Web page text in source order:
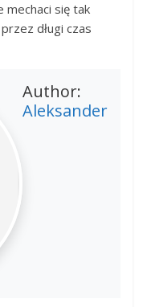
mechaci się tak
długi czas
Author:
Aleksander